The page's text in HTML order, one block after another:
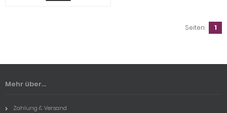
Seiten: 1
Mehr über...
Zahlung & Versand